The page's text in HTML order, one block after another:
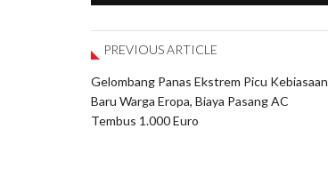
PREVIOUS ARTICLE
Gelombang Panas Ekstrem Picu Kebiasaan
Baru Warga Eropa, Biaya Pasang AC
Tembus 1.000 Euro